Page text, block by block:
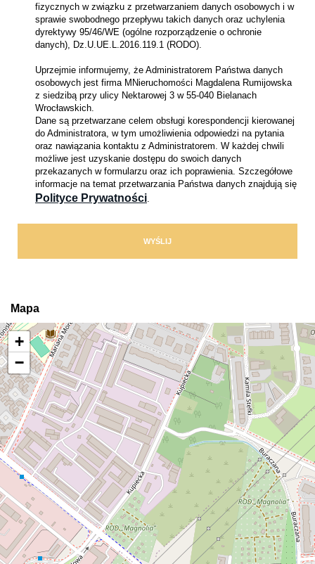
fizycznych w związku z przetwarzaniem danych osobowych i w
sprawie swobodnego przepływu takich danych oraz uchylenia
dyrektywy 95/46/WE (ogólne rozporządzenie o ochronie
danych), Dz.U.UE.L.2016.119.1 (RODO).
Uprzejmie informujemy, że Administratorem Państwa danych
osobowych jest firma MNieruchomości Magdalena Rumijowska
z siedzibą przy ulicy Nektarowej 3 w 55-040 Bielanach
Wrocławskich.
Dane są przetwarzane celem obsługi korespondencji kierowanej
do Administratora, w tym umożliwienia odpowiedzi na pytania
oraz nawiązania kontaktu z Administratorem. W każdej chwili
możliwe jest uzyskanie dostępu do swoich danych
przekazanych w formularzu oraz ich poprawienia. Szczegółowe
informacje na temat przetwarzania Państwa danych znajdują się
Polityce Prywatności.
Mapa
+
−